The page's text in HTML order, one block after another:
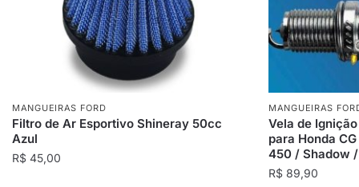
MANGUEIRAS FORD
Filtro de Ar Esportivo Shineray 50cc
Azul
R$ 45,00
MANGUEIRAS
Vela de
para Honda
450 / Shadow
R$ 89,90